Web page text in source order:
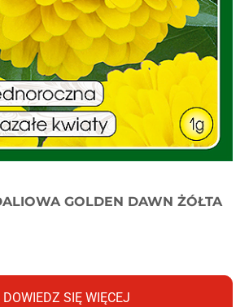
GOLDEN DAWN ŻÓŁTA
DOWIEDZ SIĘ WIĘCEJ